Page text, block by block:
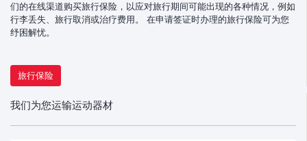
们的在线渠道购买旅行保险，以应对旅行期间可能出现的各种情况，例如
行李丢失、旅行取消或治疗费用。 在申请签证时办理的旅行保险可为您
纾困解忧。
旅行保险
我们为您运输运动器材